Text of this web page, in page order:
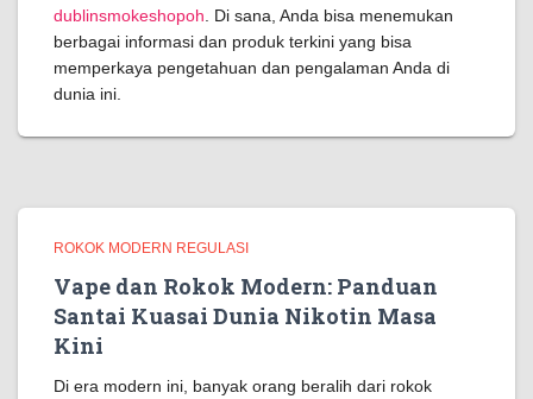
dublinsmokeshopoh . Di sana, Anda bisa menemukan
berbagai informasi dan produk terkini yang bisa
memperkaya pengetahuan dan pengalaman Anda di
dunia ini.
ROKOK MODERN REGULASI
Vape dan Rokok Modern: Panduan
Santai Kuasai Dunia Nikotin Masa
Kini
Di era modern ini, banyak orang beralih dari rokok